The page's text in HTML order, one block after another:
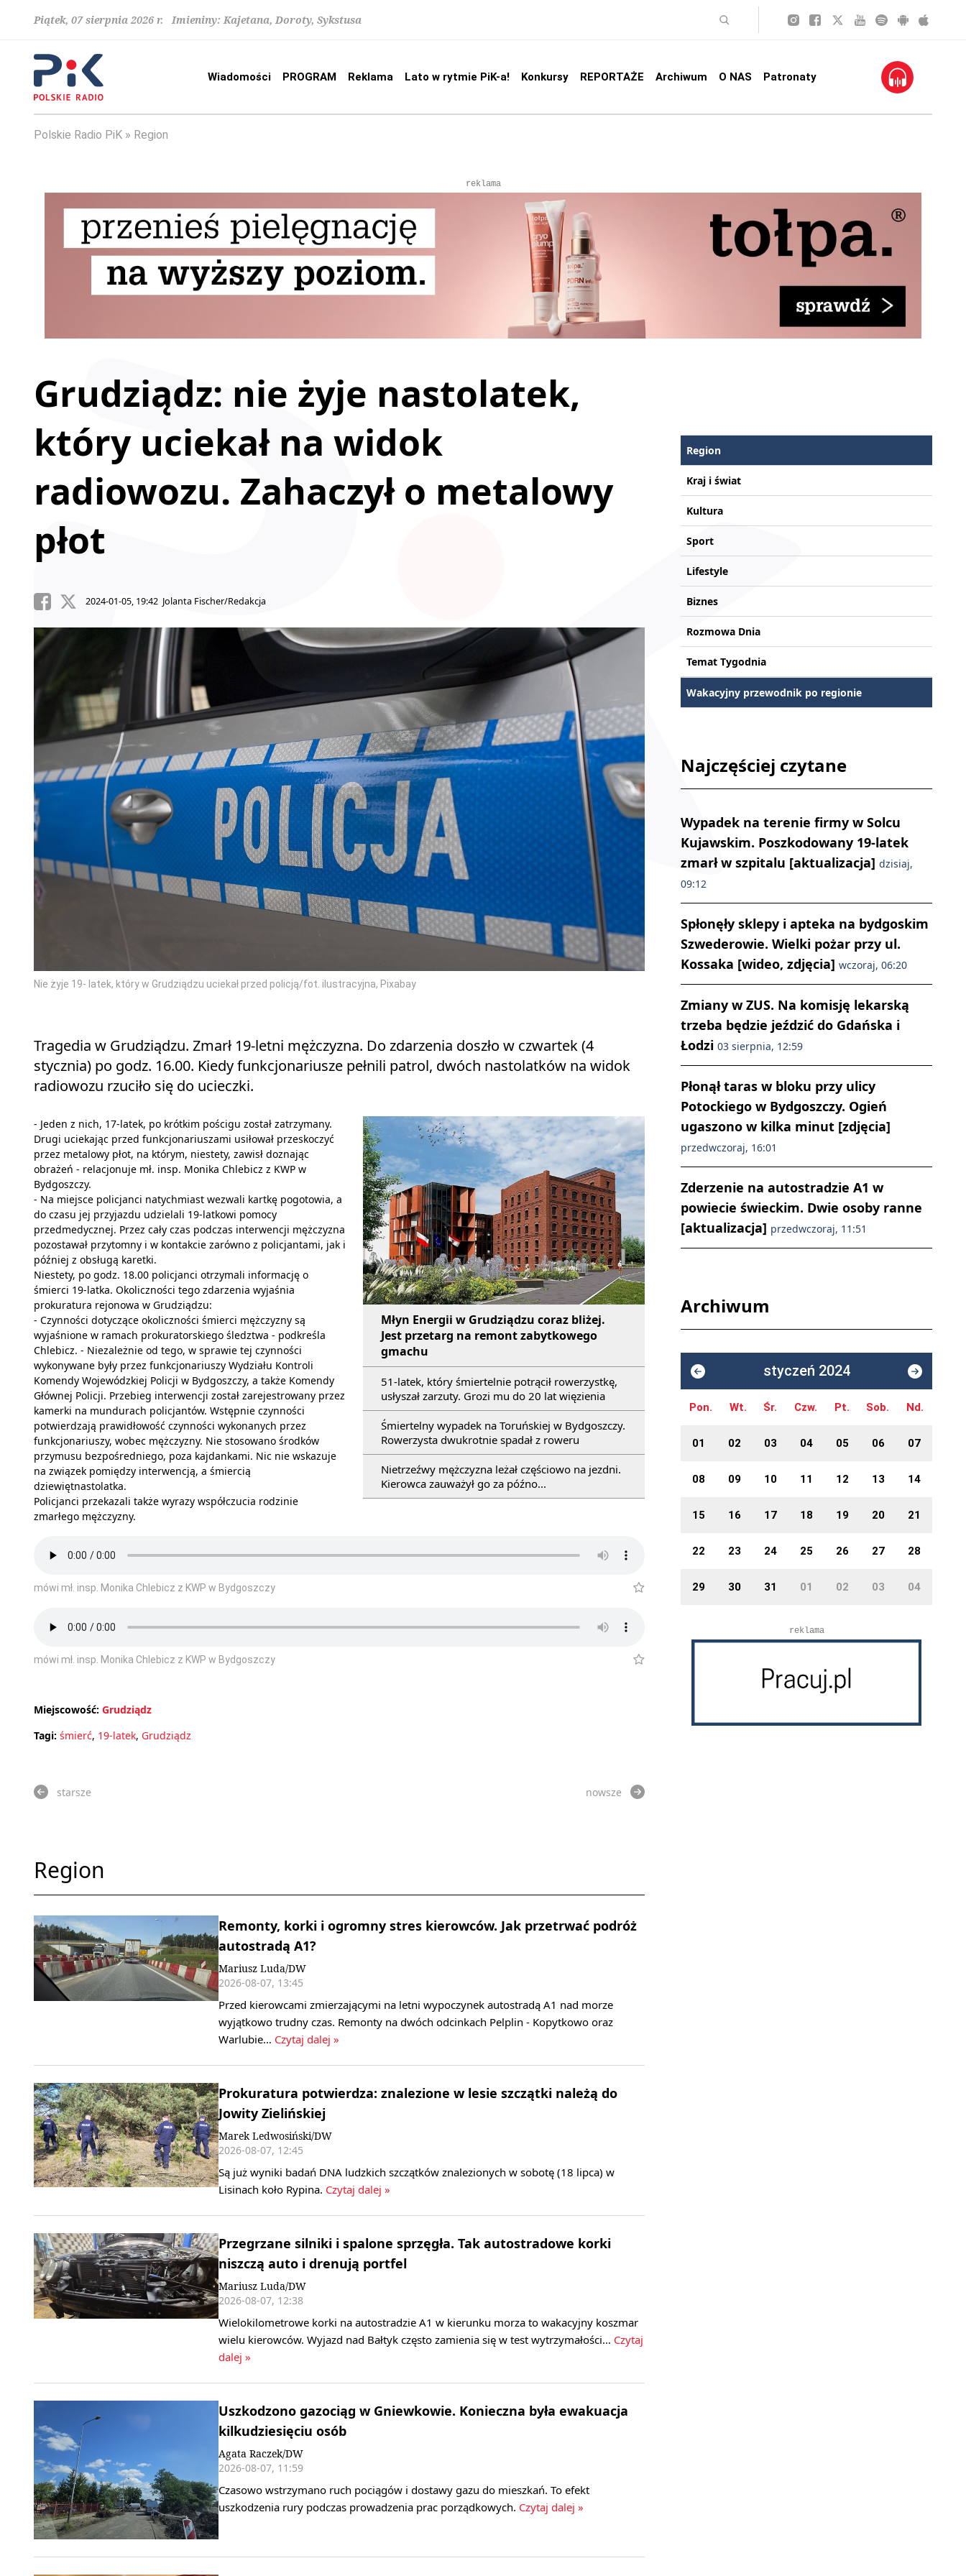
Piątek, 07 sierpnia 2026 r. Imieniny: Kajetana, Doroty, Sykstusa
Wiadomości PROGRAM Reklama Lato w rytmie PiK-a! Konkursy REPORTAŻE Archiwum O NAS Patronaty
Polskie Radio PiK Region
reklama
Grudziądz: nie żyje nastolatek,
który uciekał na widok
radiowozu. Zahaczył o metalowy
płot
2024-01-05, 19:42 Jolanta Fischer/Redakcja
Nie żyje 19- latek, który w Grudziądzu uciekał przed policją/fot. ilustracyjna, Pixabay
Tragedia w Grudziądzu. Zmarł 19-letni mężczyzna. Do zdarzenia doszło w czwartek (4
stycznia) po godz. 16.00. Kiedy funkcjonariusze pełnili patrol, dwóch nastolatków na widok
radiowozu rzuciło się do ucieczki.
Młyn Energii w Grudziądzu coraz bliżej.
Jest przetarg na remont zabytkowego
gmachu
51-latek, który śmiertelnie potrącił rowerzystkę,
usłyszał zarzuty. Grozi mu do 20 lat więzienia
Śmiertelny wypadek na Toruńskiej w Bydgoszczy.
Rowerzysta dwukrotnie spadał z roweru
Nietrzeźwy mężczyzna leżał częściowo na jezdni.
Kierowca zauważył go za późno...
- Jeden z nich, 17-latek, po krótkim pościgu został zatrzymany.
Drugi uciekając przed funkcjonariuszami usiłował przeskoczyć
przez metalowy płot, na którym, niestety, zawisł doznając
obrażeń - relacjonuje mł. insp. Monika Chlebicz z KWP w
Bydgoszczy.
- Na miejsce policjanci natychmiast wezwali kartkę pogotowia, a
do czasu jej przyjazdu udzielali 19-latkowi pomocy
przedmedycznej. Przez cały czas podczas interwencji mężczyzna
pozostawał przytomny i w kontakcie zarówno z policjantami, jak i
później z obsługą karetki.
Niestety, po godz. 18.00 policjanci otrzymali informację o
śmierci 19-latka. Okoliczności tego zdarzenia wyjaśnia
prokuratura rejonowa w Grudziądzu:
- Czynności dotyczące okoliczności śmierci mężczyzny są
wyjaśnione w ramach prokuratorskiego śledztwa - podkreśla
Chlebicz. - Niezależnie od tego, w sprawie tej czynności
wykonywane były przez funkcjonariuszy Wydziału Kontroli
Komendy Wojewódzkiej Policji w Bydgoszczy, a także Komendy
Głównej Policji. Przebieg interwencji został zarejestrowany przez
kamerki na mundurach policjantów. Wstępnie czynności
potwierdzają prawidłowość czynności wykonanych przez
funkcjonariuszy, wobec mężczyzny. Nie stosowano środków
przymusu bezpośredniego, poza kajdankami. Nic nie wskazuje
na związek pomiędzy interwencją, a śmiercią
dziewiętnastolatka.
Policjanci przekazali także wyrazy współczucia rodzinie
zmarłego mężczyzny.
mówi mł. insp. Monika Chlebicz z KWP w Bydgoszczy
mówi mł. insp. Monika Chlebicz z KWP w Bydgoszczy
Miejscowość: Grudziądz
Tagi: śmierć, 19-latek, Grudziądz
starsze nowsze
Region
Remonty, korki i ogromny stres kierowców. Jak przetrwać podróż
autostradą A1?
Mariusz Luda/DW
2026-08-07, 13:45
Przed kierowcami zmierzającymi na letni wypoczynek autostradą A1 nad morze
wyjątkowo trudny czas. Remonty na dwóch odcinkach Pelplin - Kopytkowo oraz
Warlubie… Czytaj dalej »
Prokuratura potwierdza: znalezione w lesie szczątki należą do
Jowity Zielińskiej
Marek Ledwosiński/DW
2026-08-07, 12:45
Są już wyniki badań DNA ludzkich szczątków znalezionych w sobotę (18 lipca) w
Lisinach koło Rypina. Czytaj dalej »
Przegrzane silniki i spalone sprzęgła. Tak autostradowe korki
niszczą auto i drenują portfel
Mariusz Luda/DW
2026-08-07, 12:38
Wielokilometrowe korki na autostradzie A1 w kierunku morza to wakacyjny koszmar
wielu kierowców. Wyjazd nad Bałtyk często zamienia się w test wytrzymałości… Czytaj
dalej »
Uszkodzono gazociąg w Gniewkowie. Konieczna była ewakuacja
kilkudziesięciu osób
Agata Raczek/DW
2026-08-07, 11:59
Czasowo wstrzymano ruch pociągów i dostawy gazu do mieszkań. To efekt
uszkodzenia rury podczas prowadzenia prac porządkowych. Czytaj dalej »
Region
Kraj i świat
Kultura
Sport
Lifestyle
Biznes
Rozmowa Dnia
Temat Tygodnia
Wakacyjny przewodnik po regionie
Najczęściej czytane
Wypadek na terenie firmy w Solcu
Kujawskim. Poszkodowany 19-latek
zmarł w szpitalu [aktualizacja] dzisiaj,
09:12
Spłonęły sklepy i apteka na bydgoskim
Szwederowie. Wielki pożar przy ul.
Kossaka [wideo, zdjęcia] wczoraj, 06:20
Zmiany w ZUS. Na komisję lekarską
trzeba będzie jeździć do Gdańska i
Łodzi 03 sierpnia, 12:59
Płonął taras w bloku przy ulicy
Potockiego w Bydgoszczy. Ogień
ugaszono w kilka minut [zdjęcia]
przedwczoraj, 16:01
Zderzenie na autostradzie A1 w
powiecie świeckim. Dwie osoby ranne
[aktualizacja] przedwczoraj, 11:51
Archiwum
styczeń 2024
Pon. Wt. Śr. Czw. Pt. Sob. Nd.
01 02 03 04 05 06 07
08 09 10 11 12 13 14
15 16 17 18 19 20 21
22 23 24 25 26 27 28
29 30 31 01 02 03 04
reklama